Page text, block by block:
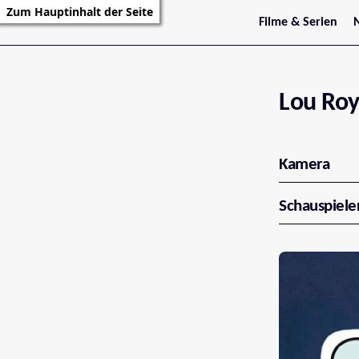
Zum Hauptinhalt der Seite
Filme & Serien
Trailer
Serienarchiv
Lou
Kamera